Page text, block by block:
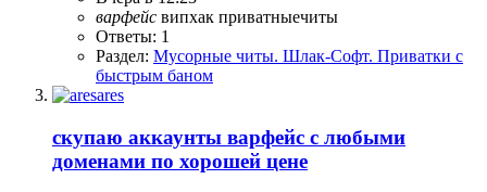
варфейс випхак приватныечиты
Ответы: 1
Раздел: Мусорные читы. Шлак-Софт. Приватки с
быстрым баном
скупаю аккаунты варфейс с любыми
доменами по хорошей цене